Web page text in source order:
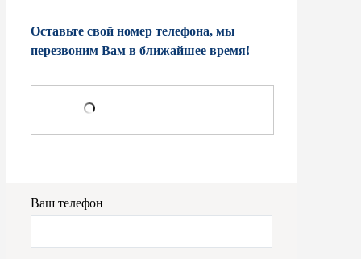
Оставьте свой номер телефона, мы
перезвоним Вам в ближайшее время!
Ваш телефон